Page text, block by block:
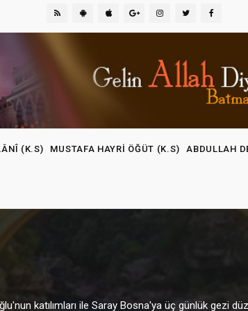
(K.S) MUSTAFA HAYRI ÖĞÜT (K.S) ABDULLAH
katılımları ile Saray Bosna'ya üç günlük gezi